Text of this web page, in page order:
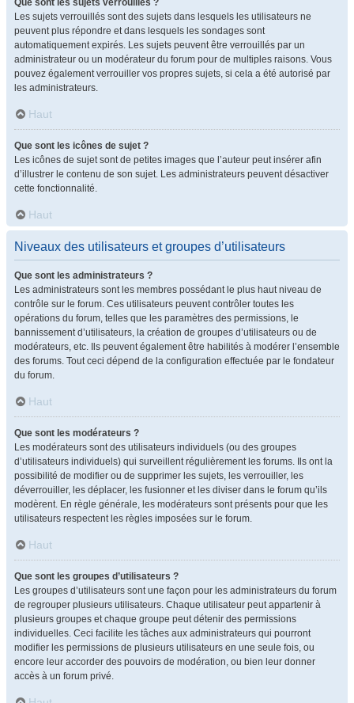
Que sont les sujets verrouillés ?
Les sujets verrouillés sont des sujets dans lesquels les utilisateurs ne
peuvent plus répondre et dans lesquels les sondages sont
automatiquement expirés. Les sujets peuvent être verrouillés par un
administrateur ou un modérateur du forum pour de multiples raisons. Vous
pouvez également verrouiller vos propres sujets, si cela a été autorisé par
les administrateurs.
Haut
Que sont les icônes de sujet ?
Les icônes de sujet sont de petites images que l’auteur peut insérer afin
d’illustrer le contenu de son sujet. Les administrateurs peuvent désactiver
cette fonctionnalité.
Haut
Niveaux des utilisateurs et groupes d’utilisateurs
Que sont les administrateurs ?
Les administrateurs sont les membres possédant le plus haut niveau de
contrôle sur le forum. Ces utilisateurs peuvent contrôler toutes les
opérations du forum, telles que les paramètres des permissions, le
bannissement d’utilisateurs, la création de groupes d’utilisateurs ou de
modérateurs, etc. Ils peuvent également être habilités à modérer l’ensemble
des forums. Tout ceci dépend de la configuration effectuée par le fondateur
du forum.
Haut
Que sont les modérateurs ?
Les modérateurs sont des utilisateurs individuels (ou des groupes
d’utilisateurs individuels) qui surveillent régulièrement les forums. Ils ont la
possibilité de modifier ou de supprimer les sujets, les verrouiller, les
déverrouiller, les déplacer, les fusionner et les diviser dans le forum qu’ils
modèrent. En règle générale, les modérateurs sont présents pour que les
utilisateurs respectent les règles imposées sur le forum.
Haut
Que sont les groupes d’utilisateurs ?
Les groupes d’utilisateurs sont une façon pour les administrateurs du forum
de regrouper plusieurs utilisateurs. Chaque utilisateur peut appartenir à
plusieurs groupes et chaque groupe peut détenir des permissions
individuelles. Ceci facilite les tâches aux administrateurs qui pourront
modifier les permissions de plusieurs utilisateurs en une seule fois, ou
encore leur accorder des pouvoirs de modération, ou bien leur donner
accès à un forum privé.